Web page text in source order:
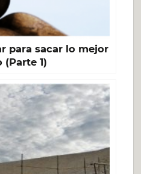
para sacar lo mejor
(Parte 1)